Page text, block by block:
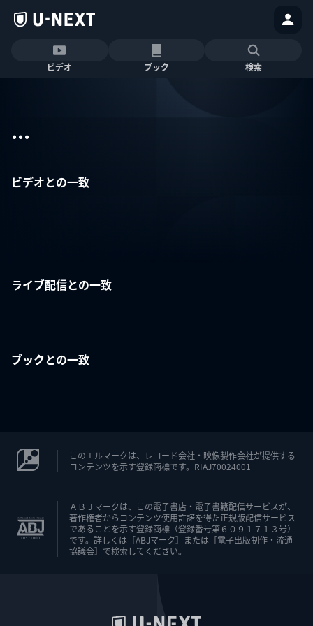
ビデオ ブック 検索
...
ビデオとの一致
ライブ配信との一致
ブックとの一致
このエルマークは、レコード会社・映像製作会社が提供する
コンテンツを示す登録商標です。RIAJ70024001
ＡＢＪマークは、この電子書店・電子書籍配信サービスが、
著作権者からコンテンツ使用許諾を得た正規版配信サービス
であることを示す登録商標（登録番号第６０９１７１３号）
です。詳しくは［ABJマーク］または［電子出版制作・流通
協議会］で検索してください。